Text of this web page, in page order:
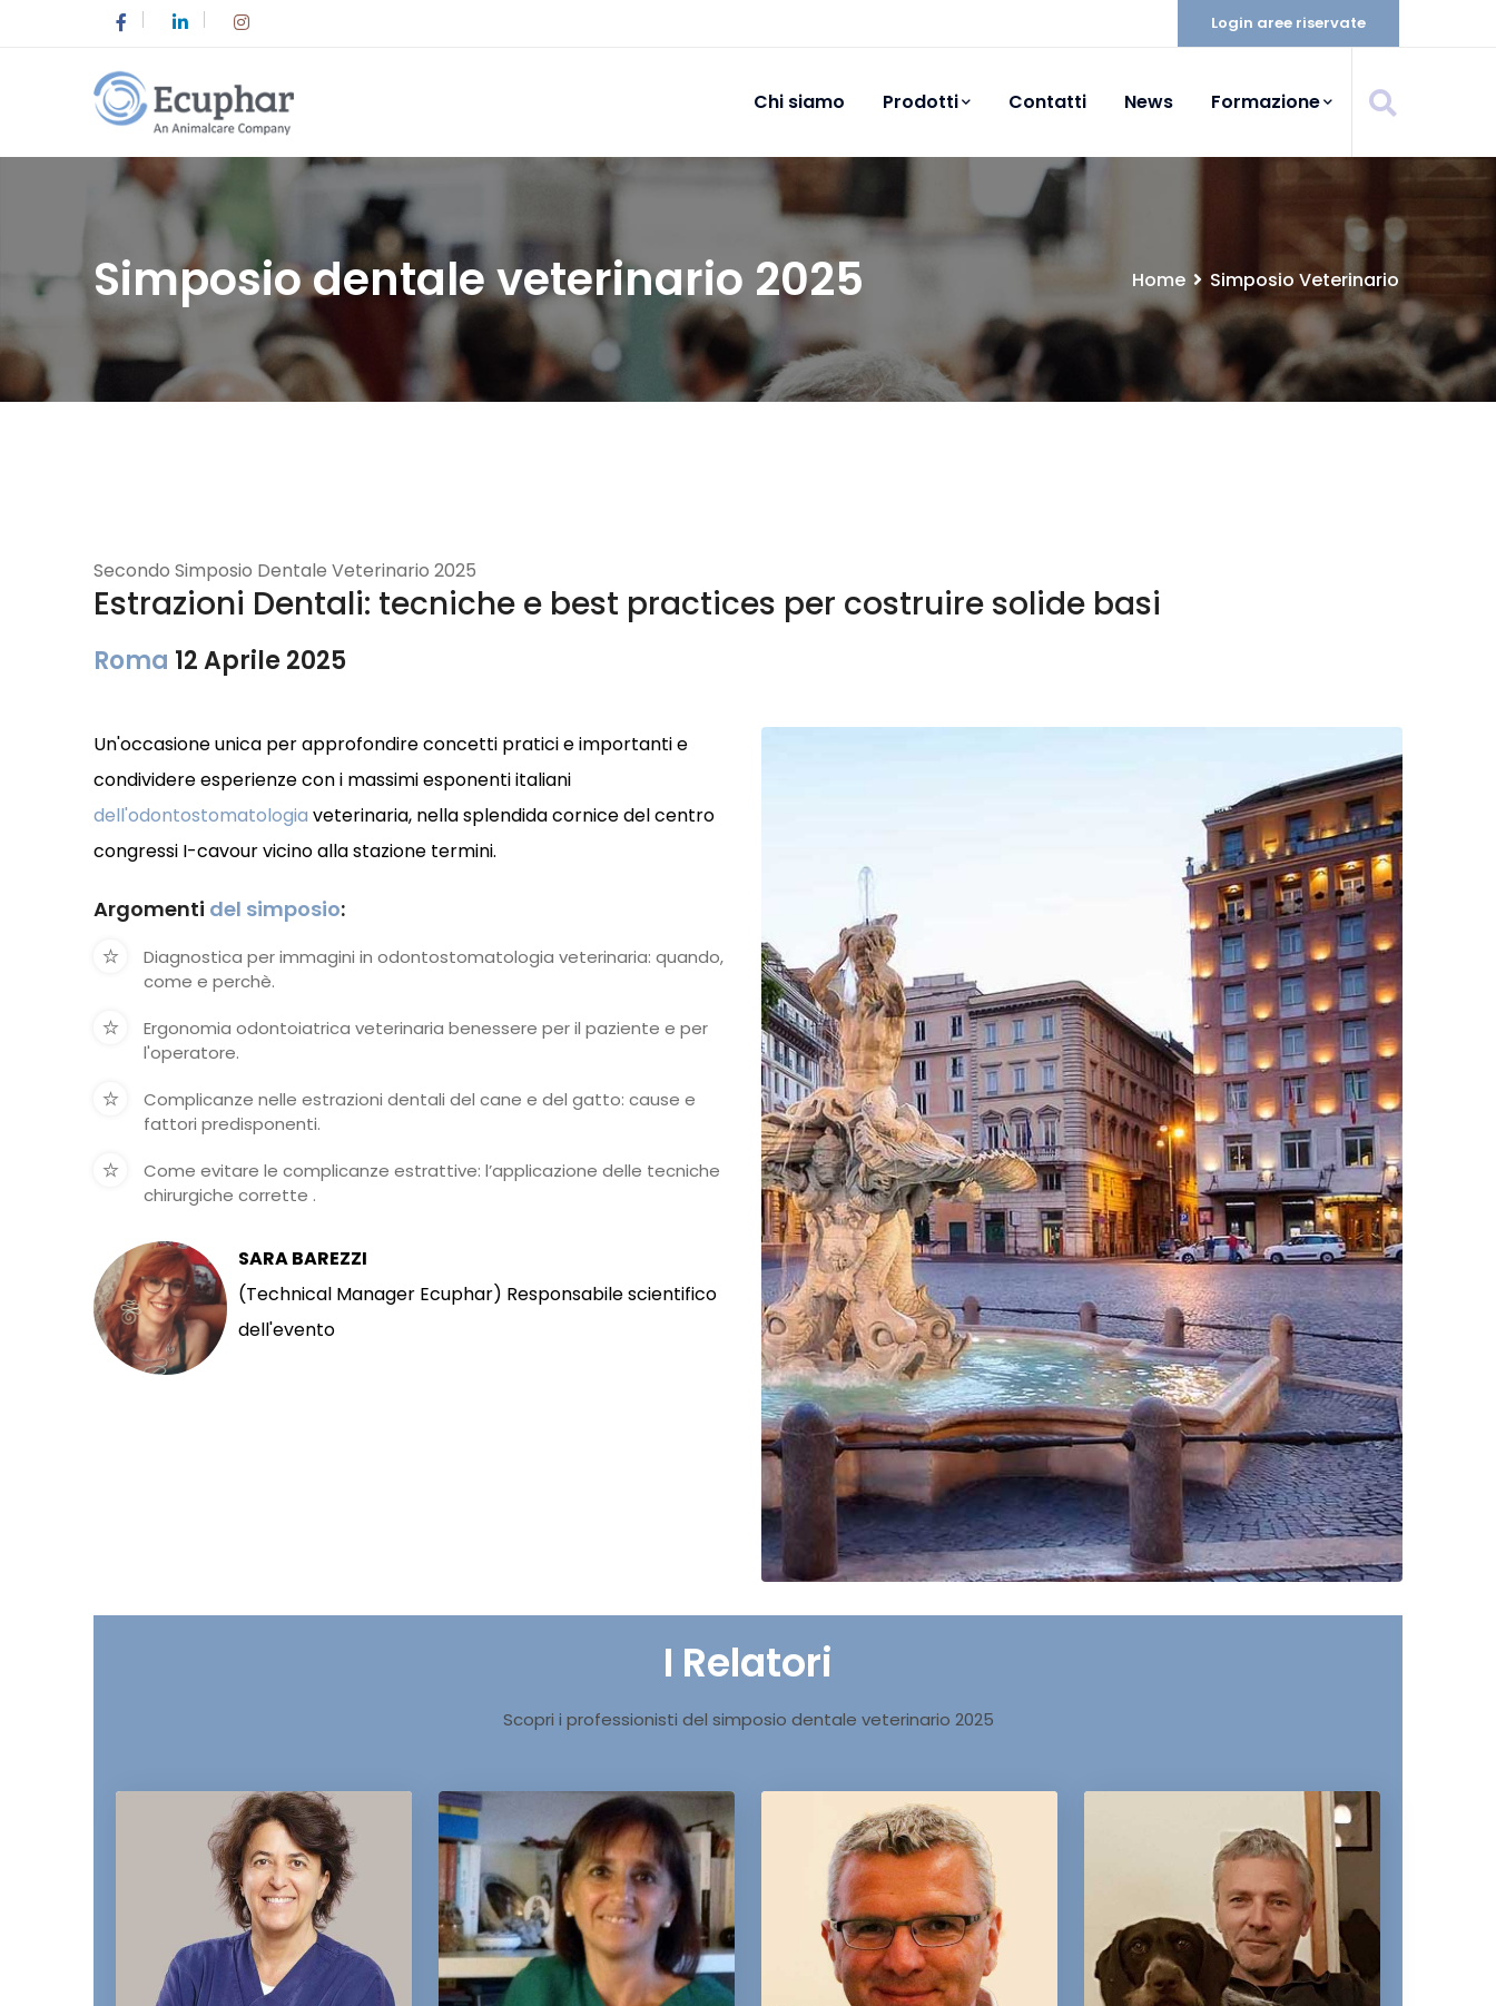
Login aree riservate
Chi siamo Prodotti Contatti News Formazione
Simposio dentale veterinario 2025 Home Simposio Veterinario
Secondo Simposio Dentale Veterinario 2025
Estrazioni Dentali: tecniche e best practices per costruire solide basi
Roma 12 Aprile 2025
Un'occasione unica per approfondire concetti pratici e importanti e
condividere esperienze con i massimi esponenti italiani
dell'odontostomatologia veterinaria, nella splendida cornice del centro
congressi I-cavour vicino alla stazione termini.
Argomenti del simposio:
Diagnostica per immagini in odontostomatologia veterinaria: quando,
come e perchè.
Ergonomia odontoiatrica veterinaria benessere per il paziente e per
l'operatore.
Complicanze nelle estrazioni dentali del cane e del gatto: cause e
fattori predisponenti.
Come evitare le complicanze estrattive: l’applicazione delle tecniche
chirurgiche corrette .
SARA BAREZZI
(Technical Manager Ecuphar) Responsabile scientifico
dell'evento
I Relatori
Scopri i professionisti del simposio dentale veterinario 2025